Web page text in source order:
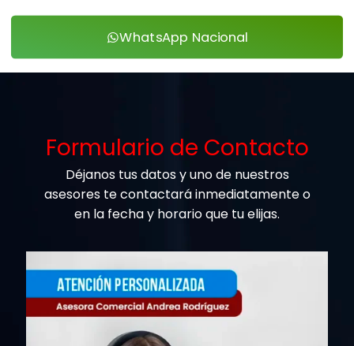
WhatsApp Nacional
Formulario de Contacto
Déjanos tus datos y uno de nuestros
asesores te contactará inmediatamente o
en la fecha y horario que tu elijas.